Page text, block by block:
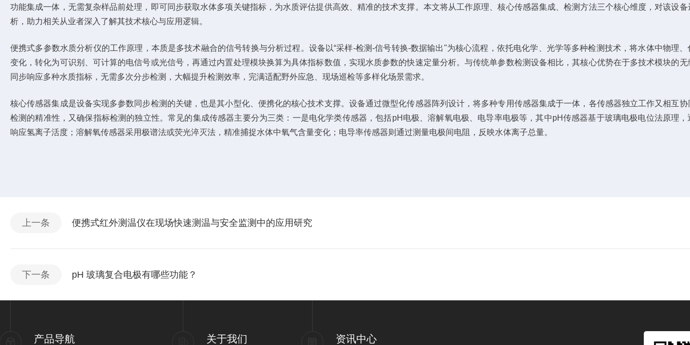
功能集成一体，无需复杂样品前处理，即可同步获取水体多项关键指标，为水质评估提供高效、精准的技术支撑。本文将从工作原理、核心传感器集成、检测方法三个核心维度，对该设备
析，助力相关从业者深入了解其技术核心与应用逻辑。
便携式多参数水质分析仪的工作原理，本质是多技术融合的信号转换与分析过程。设备以“采样-检测-信号转换-数据输出"为核心流程，依托电化学、光学等多种检测技术，将水体中物理、
变化，转化为可识别、可计算的电信号或光信号，再通过内置处理模块换算为具体指标数值，实现水质参数的快速定量分析。与传统单参数检测设备相比，其核心优势在于多技术模块的无
同步响应多种水质指标，无需多次分步检测，大幅提升检测效率，完满适配野外应急、现场巡检等多样化场景需求。
核心传感器集成是设备实现多参数同步检测的关键，也是其小型化、便携化的核心技术支撑。设备通过微型化传感器阵列设计，将多种专用传感器集成于一体，各传感器独立工作又相互协
检测的精准性，又确保指标检测的独立性。常见的集成传感器主要分为三类：一是电化学类传感器，包括pH电极、溶解氧电极、电导率电极等，其中pH传感器基于玻璃电极电位法原理，
响应氢离子活度；溶解氧传感器采用极谱法或荧光淬灭法，精准捕捉水体中氧气含量变化；电导率传感器则通过测量电极间电阻，反映水体离子总量。
上一条 便携式红外测温仪在现场快速测温与安全监测中的应用研究
下一条 pH 玻璃复合电极有哪些功能？
产品导航 关于我们 资讯中心